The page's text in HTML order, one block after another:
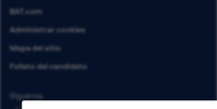
BAT.com
Administrar cookies
Mapa del sitio
Folleto del candidato
Síguenos